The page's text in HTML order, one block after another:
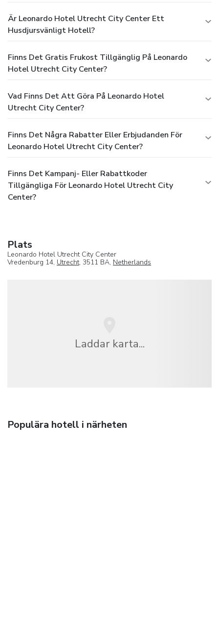
Är Leonardo Hotel Utrecht City Center Ett
Husdjursvänligt Hotell?
Finns Det Gratis Frukost Tillgänglig På Leonardo
Hotel Utrecht City Center?
Vad Finns Det Att Göra På Leonardo Hotel
Utrecht City Center?
Finns Det Några Rabatter Eller Erbjudanden För
Leonardo Hotel Utrecht City Center?
Finns Det Kampanj- Eller Rabattkoder
Tillgängliga För Leonardo Hotel Utrecht City
Center?
Plats
Leonardo Hotel Utrecht City Center
Vredenburg 14, Utrecht, 3511 BA, Netherlands
Laddar karta...
Populära hotell i närheten